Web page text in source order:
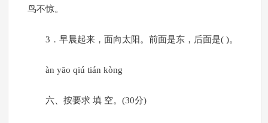
鸟不惊。
3．早晨起来，面向太阳。前面是东，后面是( )。
àn yāo qiú tián kòng
六、按要求 填 空。(30分)